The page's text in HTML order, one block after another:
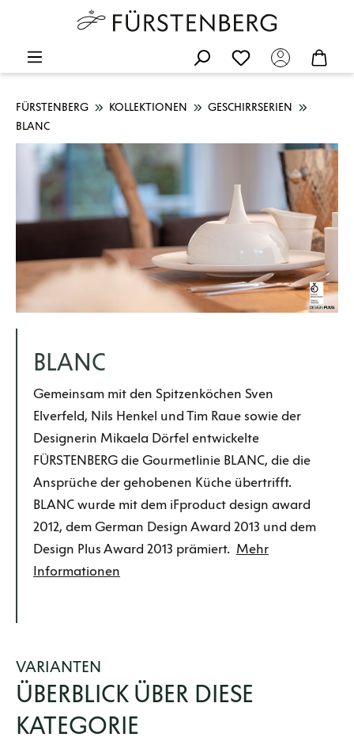
FÜRSTENBERG KOLLEKTIONEN
GESCHIRRSERIEN
BLANC
BLANC
Gemeinsam mit den Spitzenköchen Sven
Elverfeld, Nils Henkel und Tim Raue sowie der
Designerin Mikaela Dörfel entwickelte
FÜRSTENBERG die Gourmetlinie BLANC, die die
Ansprüche der gehobenen Küche übertrifft.
BLANC wurde mit dem iFproduct design award
2012, dem German Design Award 2013 und dem
Design Plus Award 2013 prämiert. Mehr
Informationen
VARIANTEN
ÜBERBLICK ÜBER DIESE
KATEGORIE